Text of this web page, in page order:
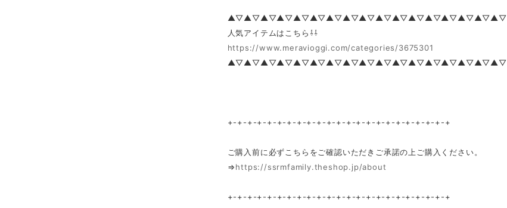
▲▽▲▽▲▽▲▽▲▽▲▽▲▽▲▽▲▽▲▽▲▽▲▽▲▽▲▽▲▽▲▽▲▽
人気アイテムはこちら⇩⇩
https://www.meravioggi.com/categories/3675301
▲▽▲▽▲▽▲▽▲▽▲▽▲▽▲▽▲▽▲▽▲▽▲▽▲▽▲▽▲▽▲▽▲▽
+-+-+-+-+-+-+-+-+-+-+-+-+-+-+-+-+-+-+-+-+-+-+
ご購入前に必ずこちらをご確認いただきご承諾の上ご購入ください。
⇒https://ssrmfamily.theshop.jp/about
+-+-+-+-+-+-+-+-+-+-+-+-+-+-+-+-+-+-+-+-+-+-+